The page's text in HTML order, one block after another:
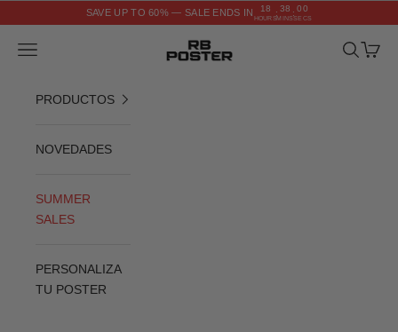
SAVE UP TO 60% — SALE ENDS IN 18
HOURS
: 37
MINS
: 59
SECS
RB POSTER
Menú Buscar
Cesta
PRODUCTOS
NOVEDADES
SUMMER
SALES
PERSONALIZA
TU POSTER